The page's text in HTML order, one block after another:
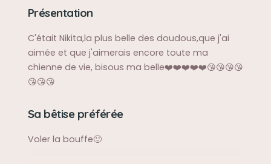
Présentation
C'était Nikita,la plus belle des doudous,que j'ai
aimée et que j'aimerais encore toute ma
chienne de vie, bisous ma belle❤️❤️❤️❤️❤️😘😘😘😘
😘😘😘
Sa bêtise préférée
Voler la bouffe🙂